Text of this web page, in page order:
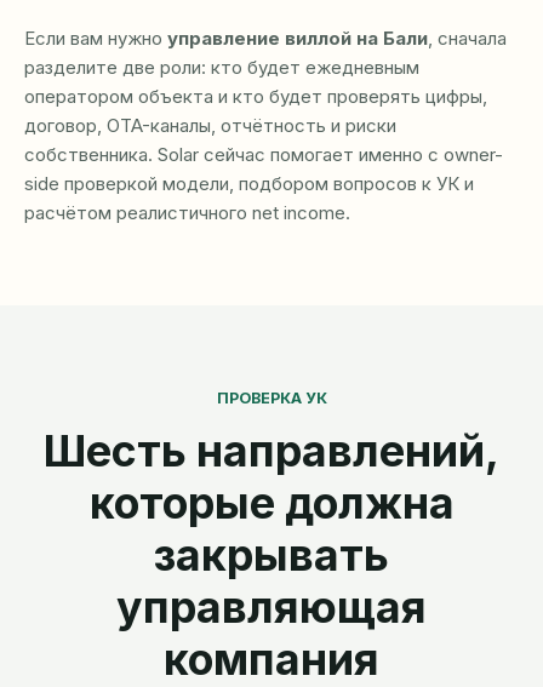
Если вам нужно управление виллой на Бали , сначала
разделите две роли: кто будет ежедневным
оператором объекта и кто будет проверять цифры,
договор, OTA-каналы, отчётность и риски
собственника. Solar сейчас помогает именно с owner-
side проверкой модели, подбором вопросов к УК и
расчётом реалистичного net income.
ПРОВЕРКА УК
Шесть направлений,
которые должна
закрывать
управляющая
компания